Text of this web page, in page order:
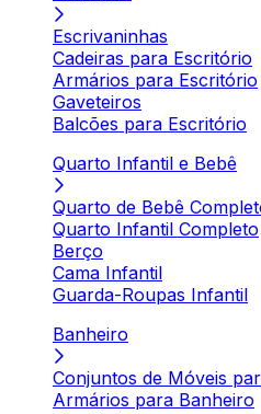
Escrivaninhas
Cadeiras para Escritório
Armários para Escritório
Gaveteiros
Balcões para Escritório
Quarto Infantil e Bebê
Quarto de Bebê
Quarto Infantil Completo
Berço
Cama Infantil
Guarda-Roupas Infantil
Banheiro
Conjuntos de Móveis
Armários para Banheiro